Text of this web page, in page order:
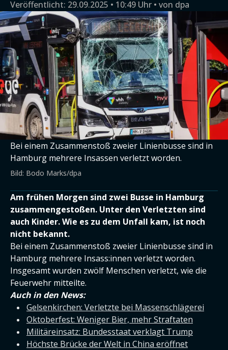
Veröffentlicht: 29.09.2025 • 10:49 Uhr von dpa
Bei einem Zusammenstoß zweier Linienbusse sind in
Hamburg mehrere Insassen verletzt worden.
Bild: Bodo Marks/dpa
Am frühen Morgen sind zwei Busse in Hamburg
zusammengestoßen. Unter den Verletzten sind
auch Kinder. Wie es zu dem Unfall kam, ist noch
nicht bekannt.
Bei einem Zusammenstoß zweier Linienbusse sind in
Hamburg mehrere Insass:innen verletzt worden.
Insgesamt wurden zwölf Menschen verletzt, wie die
Feuerwehr mitteilte.
Auch in den News:
Gelsenkirchen: Verletzte bei Massenschlägerei
Oktoberfest: Weniger Bier, mehr Straftaten
Militäreinsatz: Bundesstaat verklagt Trump
Höchste Brücke der Welt in China eröffnet